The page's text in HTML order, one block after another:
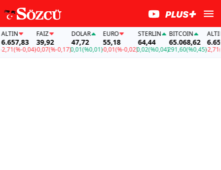
(%-0,04)
FAİZ
39,92
-0,07(%-0,17)
DOLAR
47,72
0,01(%0,01)
EURO
55,18
-0,01(%-0,02)
STERLIN
64,44
0,02(%0,04)
BITCOIN
65.068,62
291,60(%0,45)
ALTIN
-2,71(%-